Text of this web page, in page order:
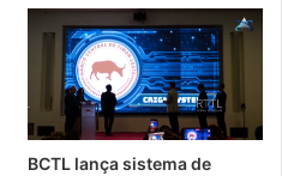
BCTL lança sistema de